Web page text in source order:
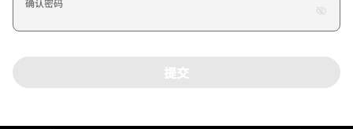
确认密码
提交